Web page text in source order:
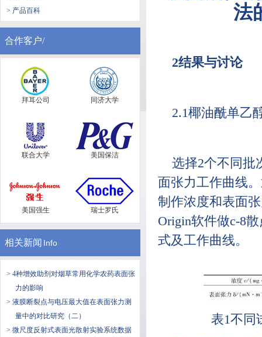
> 产品百科
合作客户/
拜耳公司 同济大学
联合大学 美国保洁
美国强生 瑞士罗氏
相关新闻 Info
> 4种增效助剂对烟草常用化学农药表面张
力的影响
> 液膜断裂点与电压最大值在表面张力测
量中的对比研究（二）
> 微尺度反射式表面光散射实验系统数据
法
2结果与讨论
2.1椰油酰单乙
选择2个不同批
面张力工作曲线
制作浓度和表面
Origin软件做c-8
式及工作曲线。
表1不同